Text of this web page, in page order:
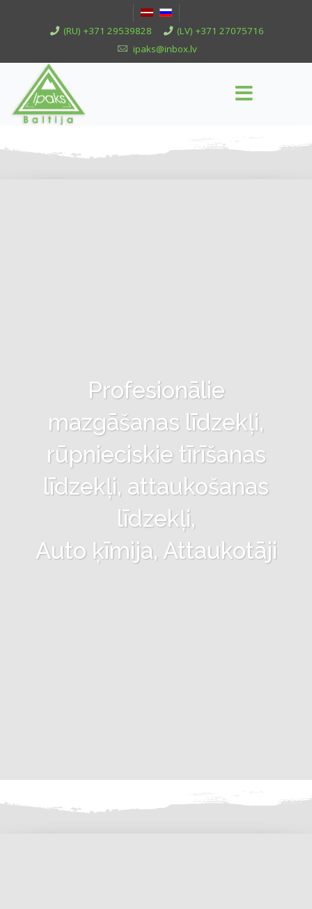
(RU) +371 29539828
(LV) +371 27075716
ipaks@inbox.lv
Profesionālie
mazgāšanas līdzekļi,
rūpnieciskie tīrīšanas
līdzekļi, attaukošanas
līdzekļi,
Auto ķīmija, Attaukotāji